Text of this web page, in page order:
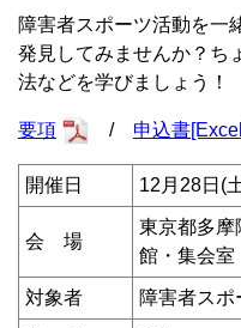
障害者スポーツ活動を一
発見してみませんか？ち
法などを学びましょう！
要項 / 申込書
開催日 12月28日(
会 場
東京都多
館・集会室
対象者 障害者ス